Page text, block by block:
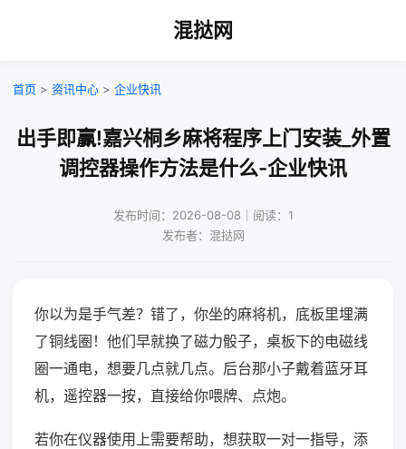
混挞网
首页 > 资讯中心 > 企业快讯
出手即赢!嘉兴桐乡麻将程序上门安装_外置
调控器操作方法是什么-企业快讯
发布时间：2026-08-08｜阅读：1
发布者：混挞网
你以为是手气差？错了，你坐的麻将机，底板里埋满
了铜线圈！他们早就换了磁力骰子，桌板下的电磁线
圈一通电，想要几点就几点。后台那小子戴着蓝牙耳
机，遥控器一按，直接给你喂牌、点炮。
若你在仪器使用上需要帮助，想获取一对一指导，添